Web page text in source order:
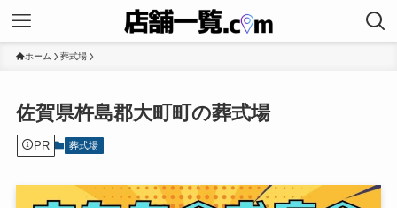
ホーム 葬式場
佐賀県杵島郡大町町の葬式場
PR 葬式場